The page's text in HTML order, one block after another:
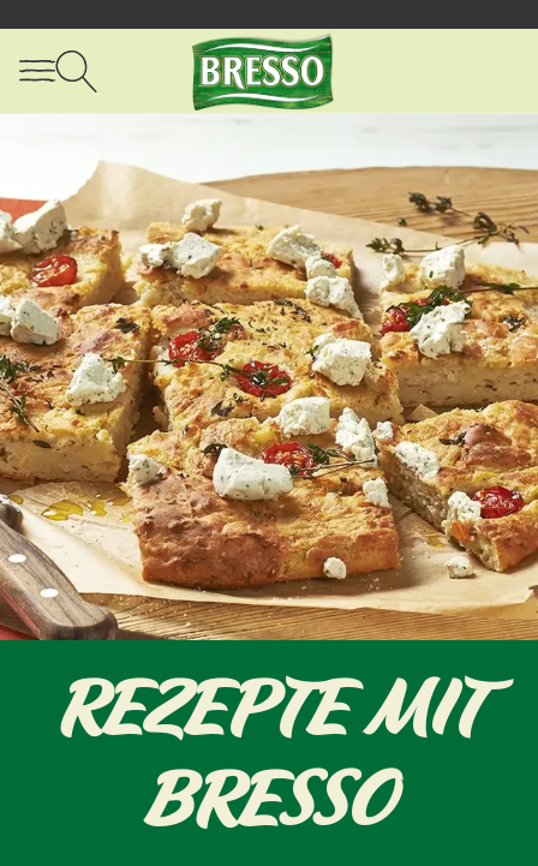
REZEPTE MIT
BRESSO